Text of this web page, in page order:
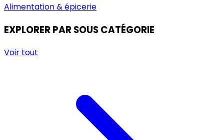
Alimentation & épicerie
EXPLORER PAR SOUS CATÉGORIE
Voir tout